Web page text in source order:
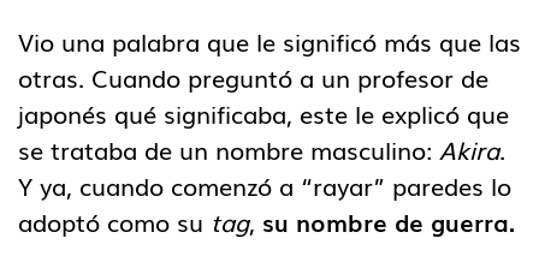
Vio una palabra que le significó más que las
otras. Cuando preguntó a un profesor de
japonés qué significaba, este le explicó que
se trataba de un nombre masculino: Akira.
Y ya, cuando comenzó a “rayar” paredes lo
adoptó como su tag, su nombre de guerra.